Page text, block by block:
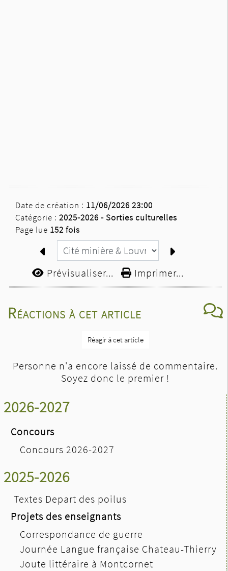
2026-2027
Concours
Concours 2026-2027
2025-2026
Textes Depart des poilus
Projets des enseignants
Correspondance de guerre
Journée Langue française Chateau-Thierry
Joute littéraire à Montcornet
Date de création : 11/06/2026 23:00
Catégorie : 2025-2026 -Sorties culturelles
Page lue 152 fois
Prévisualiser... Imprimer...
Réactions à cet article
Réagir à cet article
Personne n'a encore laissé de commentaire.
Soyez donc le premier !